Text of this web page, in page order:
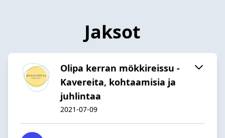
Jaksot
Olipa kerran mökkireissu -
Kavereita, kohtaamisia ja
juhlintaa
2021-07-09